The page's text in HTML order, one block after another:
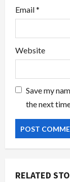
Email*
Website
Save my
the next
RELATED